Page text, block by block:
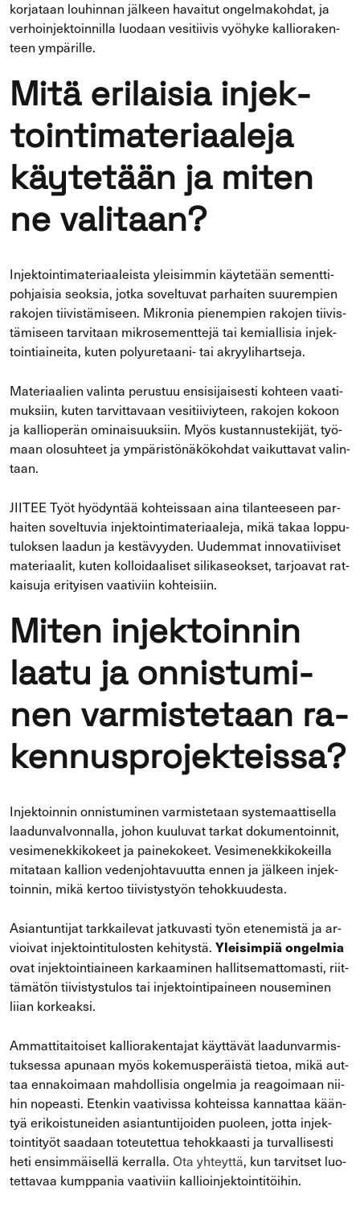
kor­ja­taan lou­hin­nan jäl­keen ha­vai­tut on­gel­ma­koh­dat, ja
ver­hoin­jek­toin­nil­la luo­daan ve­si­tii­vis vyö­hy­ke kal­lio­ra­ken­
teen ym­pä­ril­le.
Mitä eri­lai­sia in­jek­
toin­ti­ma­te­ri­aa­le­ja
käy­te­tään ja miten
ne va­li­taan?
In­jek­toin­ti­ma­te­ri­aa­leis­ta ylei­sim­min käy­te­tään se­ment­ti­
poh­jai­sia seok­sia, jotka so­vel­tu­vat par­hai­ten suu­rem­pien
ra­ko­jen tii­vis­tä­mi­seen. Mik­ro­nia pie­nem­pien ra­ko­jen tii­vis­
tä­mi­seen tar­vi­taan mik­ro­se­ment­te­jä tai ke­mial­li­sia in­jek­
toin­tiai­nei­ta, kuten polyuretaani-​ tai ak­ryy­li­hart­se­ja.
Ma­te­ri­aa­lien va­lin­ta pe­rus­tuu en­si­si­jai­ses­ti koh­teen vaa­ti­
muk­siin, kuten tar­vit­ta­vaan ve­si­tii­viy­teen, ra­ko­jen ko­koon
ja kal­lio­pe­rän omi­nai­suuk­siin. Myös kus­tan­nus­te­ki­jät, työ­
maan olo­suh­teet ja ym­pä­ris­tö­nä­kö­koh­dat vai­kut­ta­vat va­lin­
taan.
JII­TEE Työt hyö­dyn­tää koh­teis­saan aina ti­lan­tee­seen par­
hai­ten so­vel­tu­via in­jek­toin­ti­ma­te­ri­aa­le­ja, mikä takaa lop­pu­
tu­lok­sen laa­dun ja kes­tä­vyy­den. Uu­dem­mat in­no­va­tii­vi­set
ma­te­ri­aa­lit, kuten kol­loi­daa­li­set si­li­ka­seok­set, tar­joa­vat rat­
kai­su­ja eri­tyi­sen vaa­ti­viin koh­tei­siin.
Miten in­jek­toin­nin
laatu ja on­nis­tu­mi­
nen var­mis­te­taan ra­
ken­nus­pro­jek­teis­sa?
In­jek­toin­nin on­nis­tu­mi­nen var­mis­te­taan sys­te­maat­ti­sel­la
laa­dun­val­von­nal­la, johon kuu­lu­vat tar­kat do­ku­men­toin­nit,
ve­si­me­nek­ki­ko­keet ja pai­ne­ko­keet. Ve­si­me­nek­ki­ko­keil­la
mi­ta­taan kal­lion ve­den­joh­ta­vuut­ta ennen ja jäl­keen in­jek­
toin­nin, mikä ker­too tii­vis­tys­työn te­hok­kuu­des­ta.
Asian­tun­ti­jat tark­kai­le­vat jat­ku­vas­ti työn ete­ne­mis­tä ja ar­
vioi­vat in­jek­toin­ti­tu­los­ten ke­hi­tys­tä. Ylei­sim­piä on­gel­mia
ovat in­jek­toin­tiai­neen kar­kaa­mi­nen hal­lit­se­mat­to­mas­ti, riit­
tä­mä­tön tii­vis­tys­tu­los tai in­jek­toin­ti­pai­neen nouse­mi­nen
liian kor­keak­si.
Am­mat­ti­tai­toi­set kal­lio­ra­ken­ta­jat käyt­tä­vät laa­dun­var­mis­
tuk­ses­sa apu­naan myös ko­ke­mus­pe­räis­tä tie­toa, mikä aut­
taa en­na­koi­maan mah­dol­li­sia on­gel­mia ja rea­goi­maan nii­
hin no­peas­ti. Eten­kin vaa­ti­vis­sa koh­teis­sa kan­nat­taa kään­
tyä eri­kois­tu­nei­den asian­tun­ti­joi­den puo­leen, jotta in­jek­
toin­ti­työt saa­daan to­teu­tet­tua te­hok­kaas­ti ja tur­val­li­ses­ti
heti en­sim­mäi­sel­lä ker­ral­la. Ota yh­teyt­tä, kun tar­vit­set luo­
tet­ta­vaa kump­pa­nia vaa­ti­viin kal­lioin­jek­toin­ti­töi­hin.